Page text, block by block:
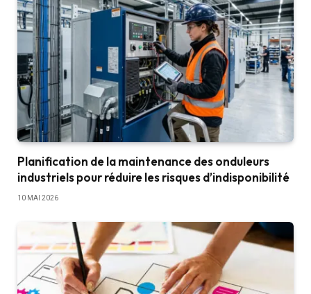
Planification de la maintenance des onduleurs
industriels pour réduire les risques d’indisponibilité
10 MAI 2026